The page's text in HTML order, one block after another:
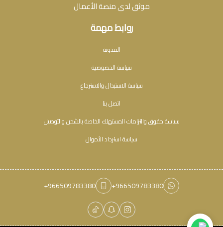
روابط مهمة
المدونة
سياسة الخصوصية
سياسة الاستبدال والاسترجاع
اتصل بنا
سياسة حقوق والتزامات المستهلك الخاصة بالشحن والتوصيل
سياسة استرداد الأموال
موثق لدى منصة الأعمال
+966509783380
+966509783380